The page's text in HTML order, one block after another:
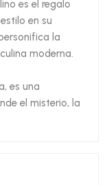
es el regalo
en su
la
moderna.
es una
el misterio, la